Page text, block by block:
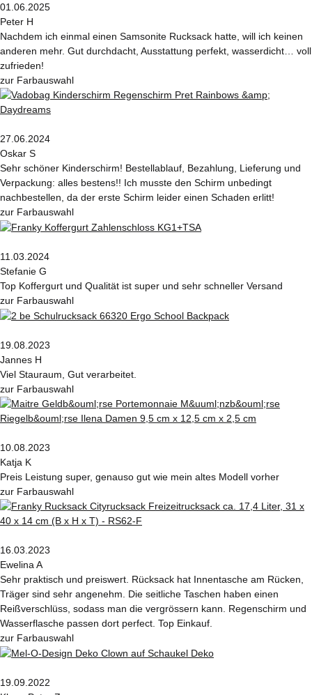
01.06.2025
Peter H
Nachdem ich einmal einen Samsonite Rucksack hatte, will ich keinen
anderen mehr. Gut durchdacht, Ausstattung perfekt, wasserdicht… voll
zufrieden!
zur Farbauswahl
27.06.2024
Oskar S
Sehr schöner Kinderschirm! Bestellablauf, Bezahlung, Lieferung und
Verpackung: alles bestens!! Ich musste den Schirm unbedingt
nachbestellen, da der erste Schirm leider einen Schaden erlitt!
zur Farbauswahl
11.03.2024
Stefanie G
Top Koffergurt und Qualität ist super und sehr schneller Versand
zur Farbauswahl
19.08.2023
Jannes H
Viel Stauraum, Gut verarbeitet.
zur Farbauswahl
10.08.2023
Katja K
Preis Leistung super, genauso gut wie mein altes Modell vorher
zur Farbauswahl
16.03.2023
Ewelina A
Sehr praktisch und preiswert. Rücksack hat Innentasche am Rücken,
Träger sind sehr angenehm. Die seitliche Taschen haben einen
Reißverschlüss, sodass man die vergrössern kann. Regenschirm und
Wasserflasche passen dort perfect. Top Einkauf.
zur Farbauswahl
19.09.2022